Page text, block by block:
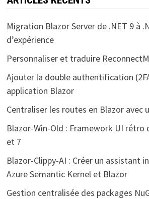
Migration Blazor Server de .NET 9 à
d’expérience
Personnaliser et traduire
Ajouter la double authentification
application Blazor
Centraliser les routes en Blazor avec
Blazor-Win-Old : Framework UI rétro
et 7
Blazor-Clippy-AI : Créer un assistant
Azure Semantic Kernel et Blazor
Gestion centralisée des packages